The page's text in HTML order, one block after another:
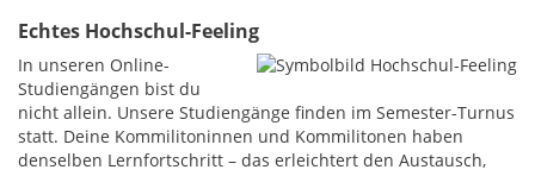
Echtes Hochschul-Feeling
In unseren Online-
Studiengängen bist du
nicht allein. Unsere Studiengänge finden im Semester-Turnus
statt. Deine Kommilitoninnen und Kommilitonen haben
denselben Lernfortschritt – das erleichtert den Austausch,